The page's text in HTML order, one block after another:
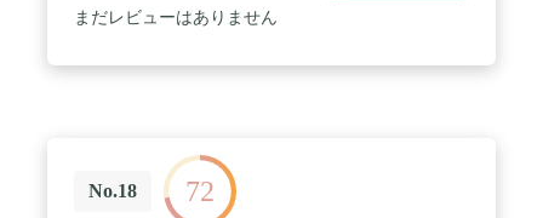
まだレビューはありません
No.18 72